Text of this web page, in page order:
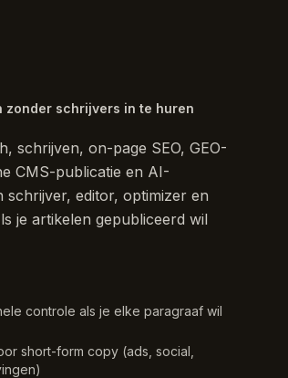
zonder schrijvers in te huren
schrijven, on-page SEO, GEO-
CMS-publicatie en AI-
editor, optimizer en
je artikelen gepubliceerd wil
controle als je elke paragraaf wil
short-form copy (ads, social,